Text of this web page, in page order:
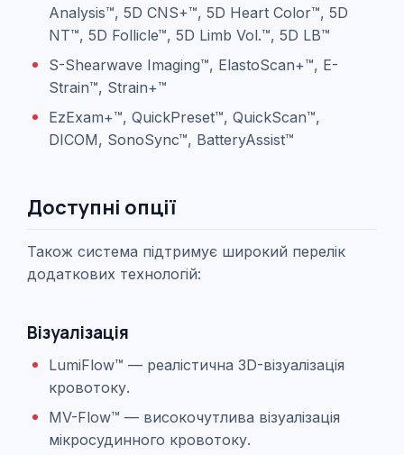
Analysis™, 5D CNS+™, 5D Heart Color™, 5D
NT™, 5D Follicle™, 5D Limb Vol.™, 5D LB™
S-Shearwave Imaging™, ElastoScan+™, E-
Strain™, Strain+™
EzExam+™, QuickPreset™, QuickScan™,
DICOM, SonoSync™, BatteryAssist™
Доступні опції
Також система підтримує широкий перелік
додаткових технологій:
Візуалізація
LumiFlow™ — реалістична 3D-візуалізація
кровотоку.
MV-Flow™ — високочутлива візуалізація
мікросудинного кровотоку.